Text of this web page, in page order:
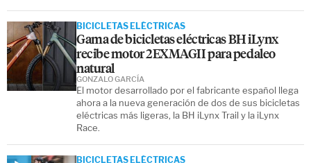
BICICLETAS ELÉCTRICAS
Gama de bicicletas eléctricas BH iLynx
recibe motor 2EXMAGII para pedaleo
natural
El motor desarrollado por el fabricante español llega
ahora a la nueva generación de dos de sus bicicletas
eléctricas más ligeras, la BH iLynx Trail y la iLynx
Race.
GONZALO GARCÍA
BICICLETAS ELÉCTRICAS